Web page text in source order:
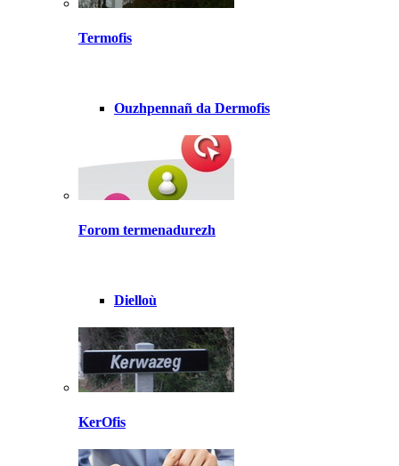
Termofis
Ouzhpennañ da Dermofis
Forom termenadurezh
Dielloù
KerOfis